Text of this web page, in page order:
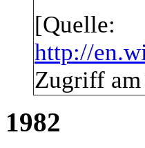
[Quelle:
http://
Zugriff
1982